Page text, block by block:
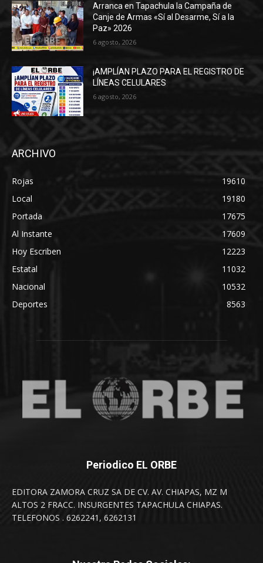
Arranca en Tapachula la Campaña de
Canje de Armas «Sí al Desarme, Sí a la
Paz» 2026
6 agosto, 2026
¡AMPLÍAN PLAZO PARA EL REGISTRO DE
LÍNEAS CELULARES
6 agosto, 2026
ARCHIVO
Rojas
19610
Local
19180
Portada
17675
Al Instante
17609
Hoy Escriben
12223
Estatal
11032
Nacional
10532
Deportes
8563
Periodico EL ORBE
EDITORA ZAMORA CRUZ SA DE CV. AV. CHIAPAS, MZ M
ALTOS 2 FRACC. INSURGENTES TAPACHULA CHIAPAS.
TELEFONOS . 6262241, 6262131